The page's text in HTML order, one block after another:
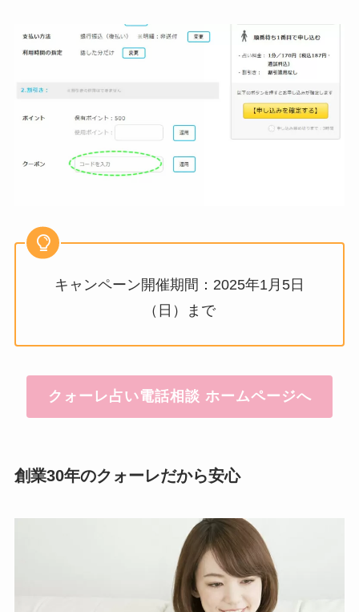
キャンペーン開催期間：2025年1月5日
（日）まで
クォーレ占い電話相談 ホームページへ
創業30年のクォーレだから安心